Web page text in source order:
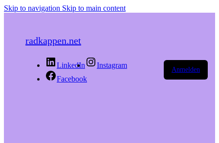
Skip to navigation Skip to main content
radkappen.net
LinkedIn
Instagram
Facebook
Anmelden